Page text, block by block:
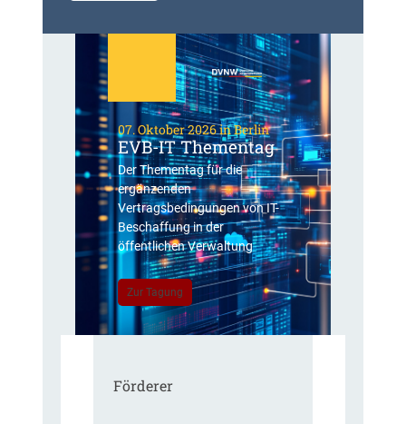
07. Oktober 2026 in Berlin
EVB-IT Thementag
Der Thementag für die
ergänzenden
Vertragsbedingungen von IT-
Beschaffung in der
öffentlichen Verwaltung
Zur Tagung
Förderer